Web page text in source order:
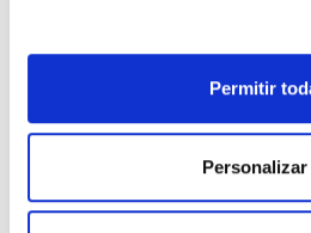
Permitir
Personalizar
Documentación técnica